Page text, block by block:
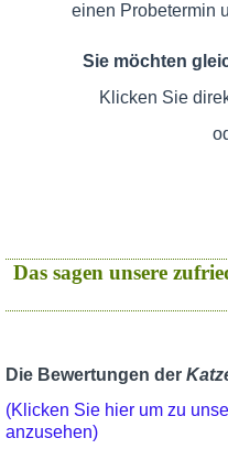
einen Probetermin
Sie möchten
Klicken Sie
Das sagen unsere
Die Bewertungen der
(Klicken Sie hier um zu
anzusehen)